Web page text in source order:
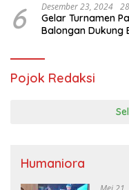
6 Desember 23, 2024
Gelar Turnamen
Balongan Dukung
Pojok Redaksi
Humaniora